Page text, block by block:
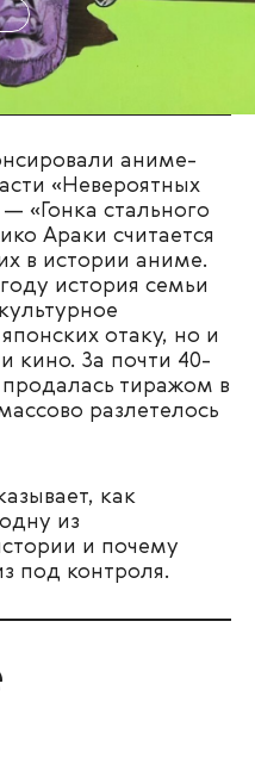
аниме-
«Невероятных
«Гонка стального
Араки считается
в истории аниме.
история семьи
отаку, но и
кино. За почти 40-
тиражом в
разлетелось
как
из
и почему
под контроля.